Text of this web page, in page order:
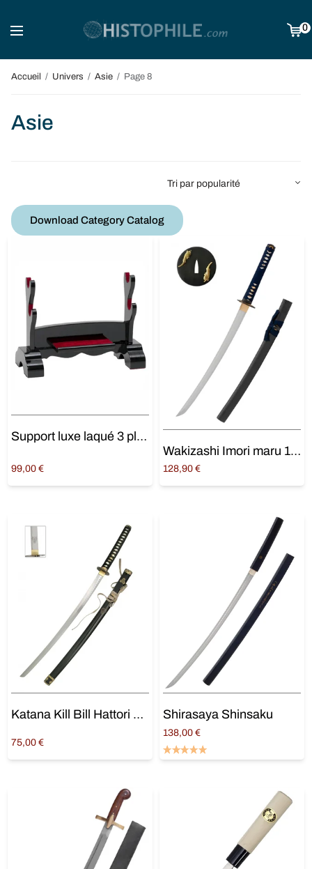
0
Accueil / Univers / Asie / Page 8
Asie
Download Category Catalog
Support luxe laqué 3 places
99,00 €
Ajouter au panier
Wakizashi Imori maru 1045
128,90 €
Ajouter au panier
Katana Kill Bill Hattori Hanzo « Décoration »
75,00 €
Ajouter au panier
Shirasaya Shinsaku
138,00 €
Ajouter au panier